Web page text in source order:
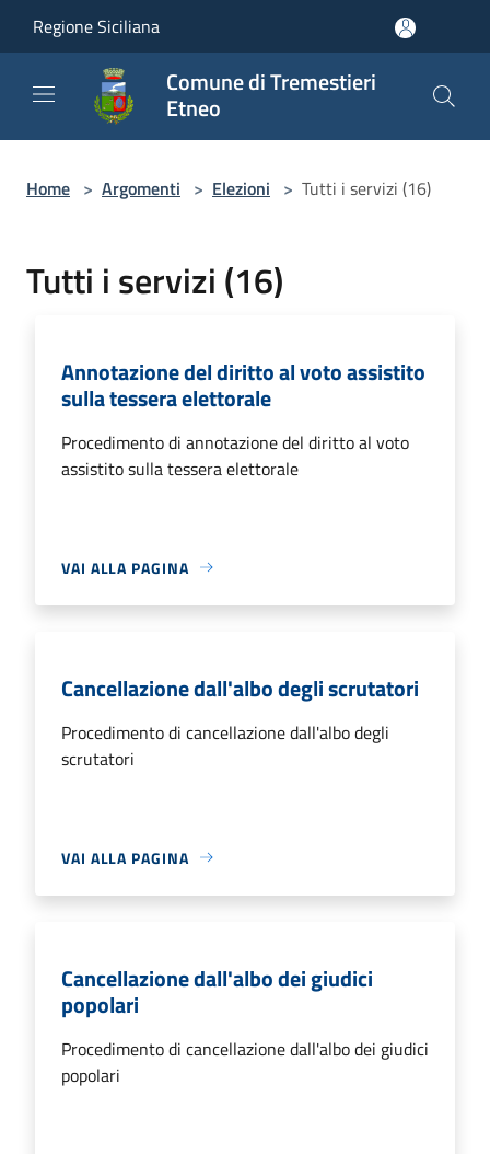
Regione Siciliana
Comune di Tremestieri
Etneo
Home > Argomenti > Elezioni > Tutti i servizi (16)
Tutti i servizi (16)
Annotazione del diritto al voto assistito
sulla tessera elettorale
Procedimento di annotazione del diritto al voto
assistito sulla tessera elettorale
VAI ALLA PAGINA
Cancellazione dall'albo degli scrutatori
Procedimento di cancellazione dall'albo degli
scrutatori
VAI ALLA PAGINA
Cancellazione dall'albo dei giudici
popolari
Procedimento di cancellazione dall'albo dei giudici
popolari